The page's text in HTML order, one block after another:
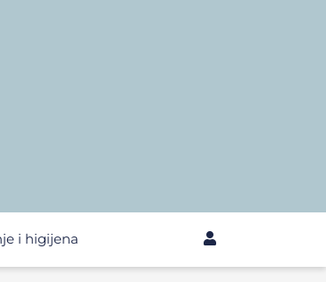
i higijena